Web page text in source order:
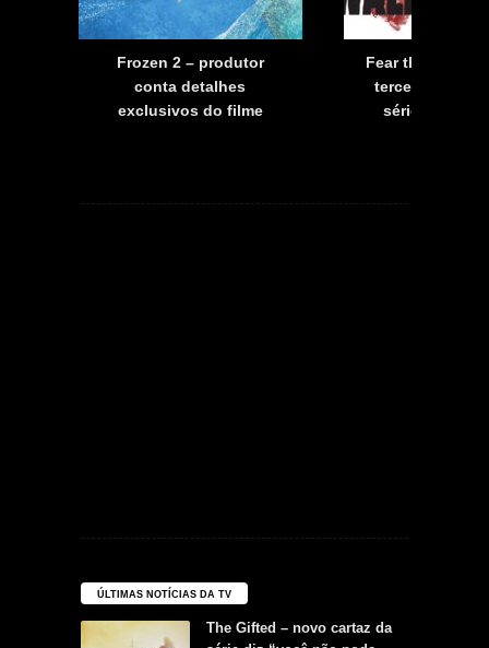
Frozen 2 – produtor
conta detalhes
exclusivos do filme
Fear the
terceira
série já tem
ÚLTIMAS NOTÍCIAS DA TV
The Gifted – novo cartaz da